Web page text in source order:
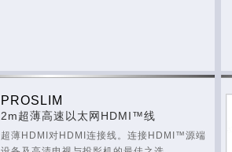
PROSLIM
2m超薄高速以太网HDMI™线
超薄HDMI对HDMI连接线。连接HDMI™源端